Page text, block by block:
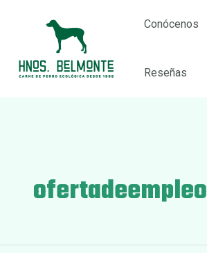
Conócenos
Reseñas
ofertadeempleo